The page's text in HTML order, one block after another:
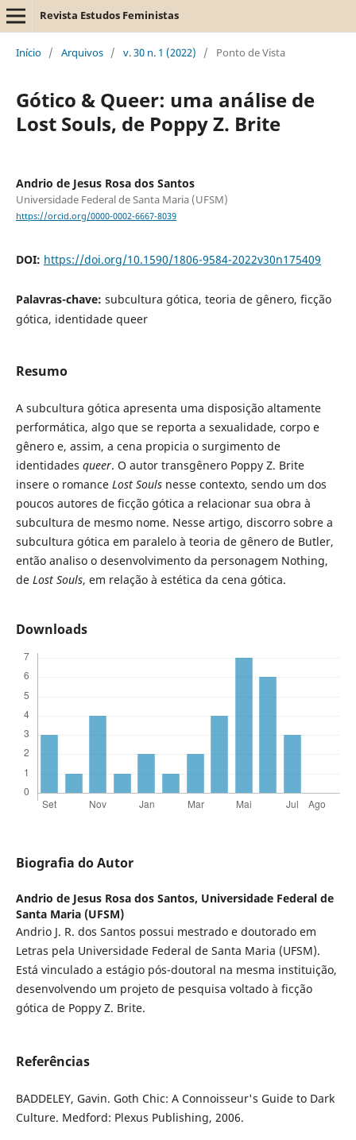
Revista Estudos Feministas
Início / Arquivos / v. 30 n. 1 (2022) / Ponto de Vista
Gótico & Queer: uma análise de
Lost Souls, de Poppy Z. Brite
Andrio de Jesus Rosa dos Santos
Universidade Federal de Santa Maria (UFSM)
https://orcid.org/0000-0002-6667-8039
DOI: https://doi.org/10.1590/1806-9584-2022v30n175409
Palavras-chave: subcultura gótica, teoria de gênero, ficção
gótica, identidade queer
Resumo
A subcultura gótica apresenta uma disposição altamente
performática, algo que se reporta a sexualidade, corpo e
gênero e, assim, a cena propicia o surgimento de
identidades queer. O autor transgênero Poppy Z. Brite
insere o romance Lost Soulsnesse contexto, sendo um dos
poucos autores de ficção gótica a relacionar sua obra à
subcultura de mesmo nome. Nesse artigo, discorro sobre a
subcultura gótica em paralelo à teoria de gênero de Butler,
então analiso o desenvolvimento da personagem Nothing,
deLost Souls, em relação à estética da cena gótica.
Downloads
Biografia do Autor
Andrio de Jesus Rosa dos Santos, Universidade Federal de
Santa Maria (UFSM)
Andrio J. R. dos Santos possui mestrado e doutorado em
Letras pela Universidade Federal de Santa Maria (UFSM).
Está vinculado a estágio pós-doutoral na mesma instituição,
desenvolvendo um projeto de pesquisa voltado à ficção
gótica de Poppy Z. Brite.
Referências
BADDELEY, Gavin. Goth Chic: A Connoisseur's Guide to Dark
Culture. Medford: Plexus Publishing, 2006.